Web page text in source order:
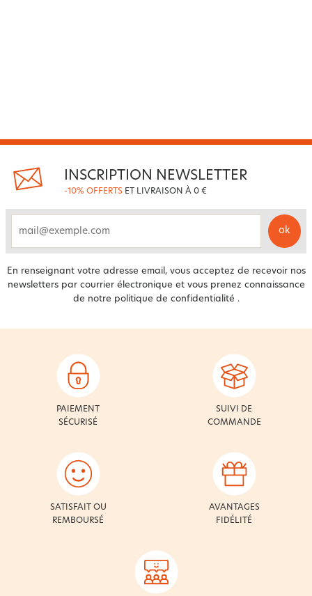
INSCRIPTION NEWSLETTER
-10% OFFERTS ET LIVRAISON À 0 €
email
ok
En renseignant votre adresse email, vous acceptez de recevoir nos
newsletters par courrier électronique et vous prenez connaissance
de notre politique de confidentialité .
PAIEMENT
SÉCURISÉ
SUIVI DE
COMMANDE
SATISFAIT OU
REMBOURSÉ
AVANTAGES
FIDÉLITÉ